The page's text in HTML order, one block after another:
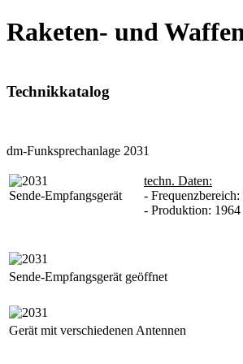
Raketen- und
Technikkatalog
dm-Funksprechanlage 2031
Sende-Empfangsgerät
techn. Daten:
-
- Produktion: 1964
Sende-Empfangsgerät geöffnet
Gerät mit verschiedenen Antennen